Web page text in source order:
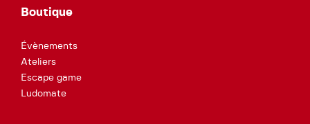
Boutique
Évènements
Ateliers
Escape game
Ludomate